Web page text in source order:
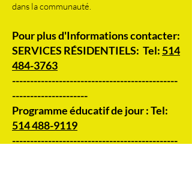
dans la communauté.
Pour plus d'Informations contacter:
SERVICES RÉSIDENTIELS: Tel: 514
484-3763
​----------------------------------------------
---------------------
Programme éducatif de jour : Tel:
514 488-9119
​----------------------------------------------